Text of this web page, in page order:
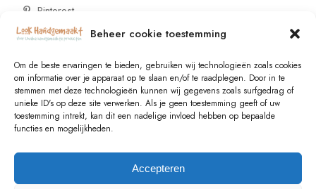
Beheer cookie toestemming
Om de beste ervaringen te bieden, gebruiken wij technologieën zoals cookies
om informatie over je apparaat op te slaan en/of te raadplegen. Door in te
stemmen met deze technologieën kunnen wij gegevens zoals surfgedrag of
unieke ID's op deze site verwerken. Als je geen toestemming geeft of uw
toestemming intrekt, kan dit een nadelige invloed hebben op bepaalde
functies en mogelijkheden.
Accepteren
Pinterest
CONTACT
Vragen of wensen? Neem contact op!
+31 (0)6 229 021 29